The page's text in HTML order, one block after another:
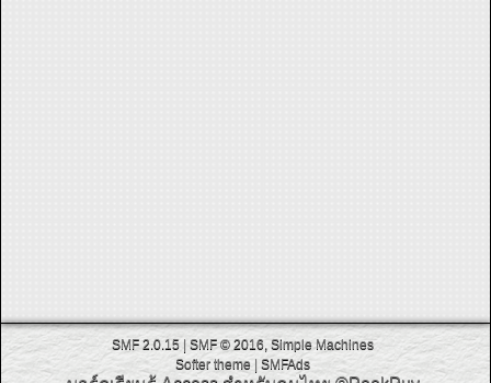
SMF 2.0.15 SMF © 2016 Simple Machines
Softer theme
SMFAds